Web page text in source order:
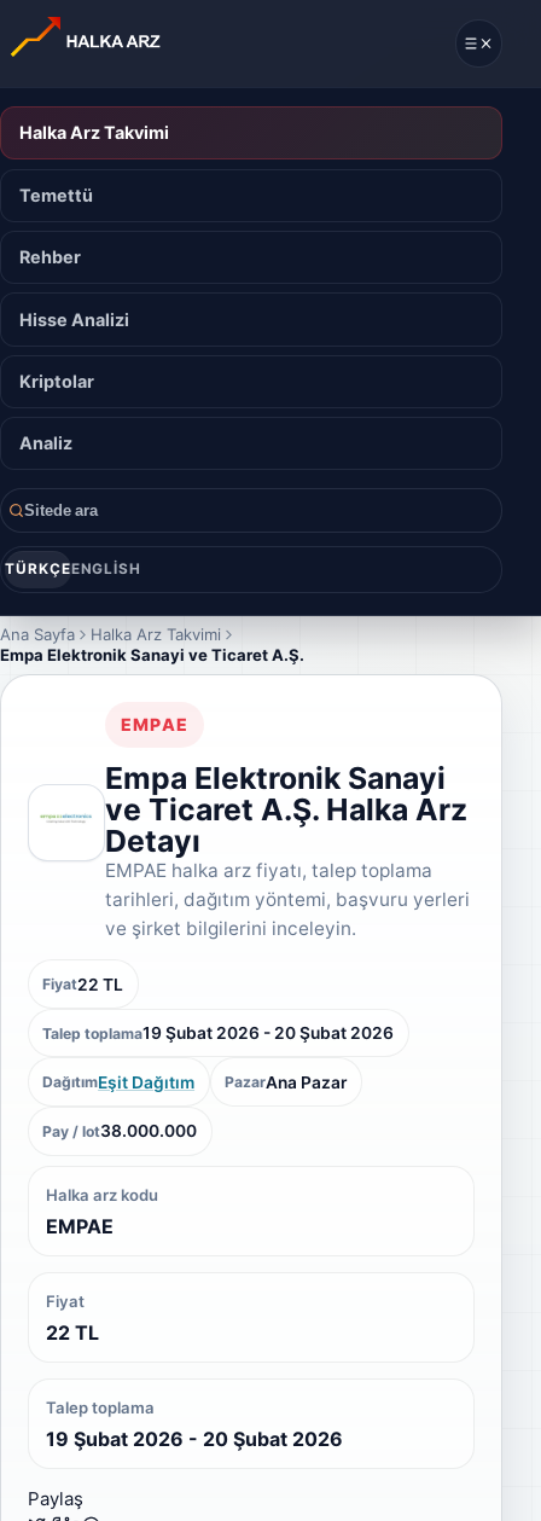
Halka Arz Takvimi
Temettü
Rehber
Hisse Analizi
Kriptolar
Analiz
Sitede ara
TÜRKÇEENGLISH
Ana Sayfa
Halka Arz Takvimi
Empa Elektronik Sanayi ve Ticaret A.Ş.
EMPAE
Empa Elektronik Sanayi
ve Ticaret A.Ş. Halka Arz
Detayı
EMPAE halka arz fiyatı, talep toplama
tarihleri, dağıtım yöntemi, başvuru yerleri
ve şirket bilgilerini inceleyin.
Fiyat22 TL
Talep toplama19 Şubat 2026 - 20 Şubat 2026
DağıtımEşit Dağıtım PazarAna Pazar
Pay / lot38.000.000
Halka arz kodu
EMPAE
Fiyat
22 TL
Talep toplama
19 Şubat 2026 - 20 Şubat 2026
Paylaş